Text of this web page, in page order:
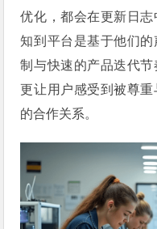
优化，都会在更新日
知到平台是基于他们
制与快速的产品迭代节
更让用户感受到被尊
的合作关系。